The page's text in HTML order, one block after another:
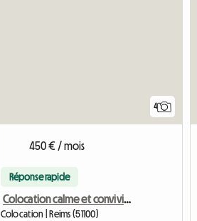
4
450 € / mois
Réponse rapide
Colocation calme et conviviale
Colocation | Reims (51100)